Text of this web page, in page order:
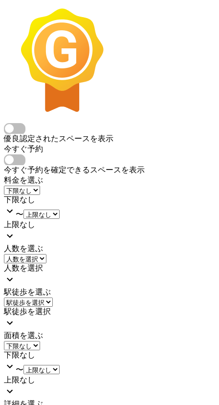
優良認定されたスペースを表示
今すぐ予約
今すぐ予約を確定できるスペースを表示
料金を選ぶ
下限なし
〜
上限なし
人数を選ぶ
人数を選択
駅徒歩を選ぶ
駅徒歩を選択
面積を選ぶ
下限なし
〜
上限なし